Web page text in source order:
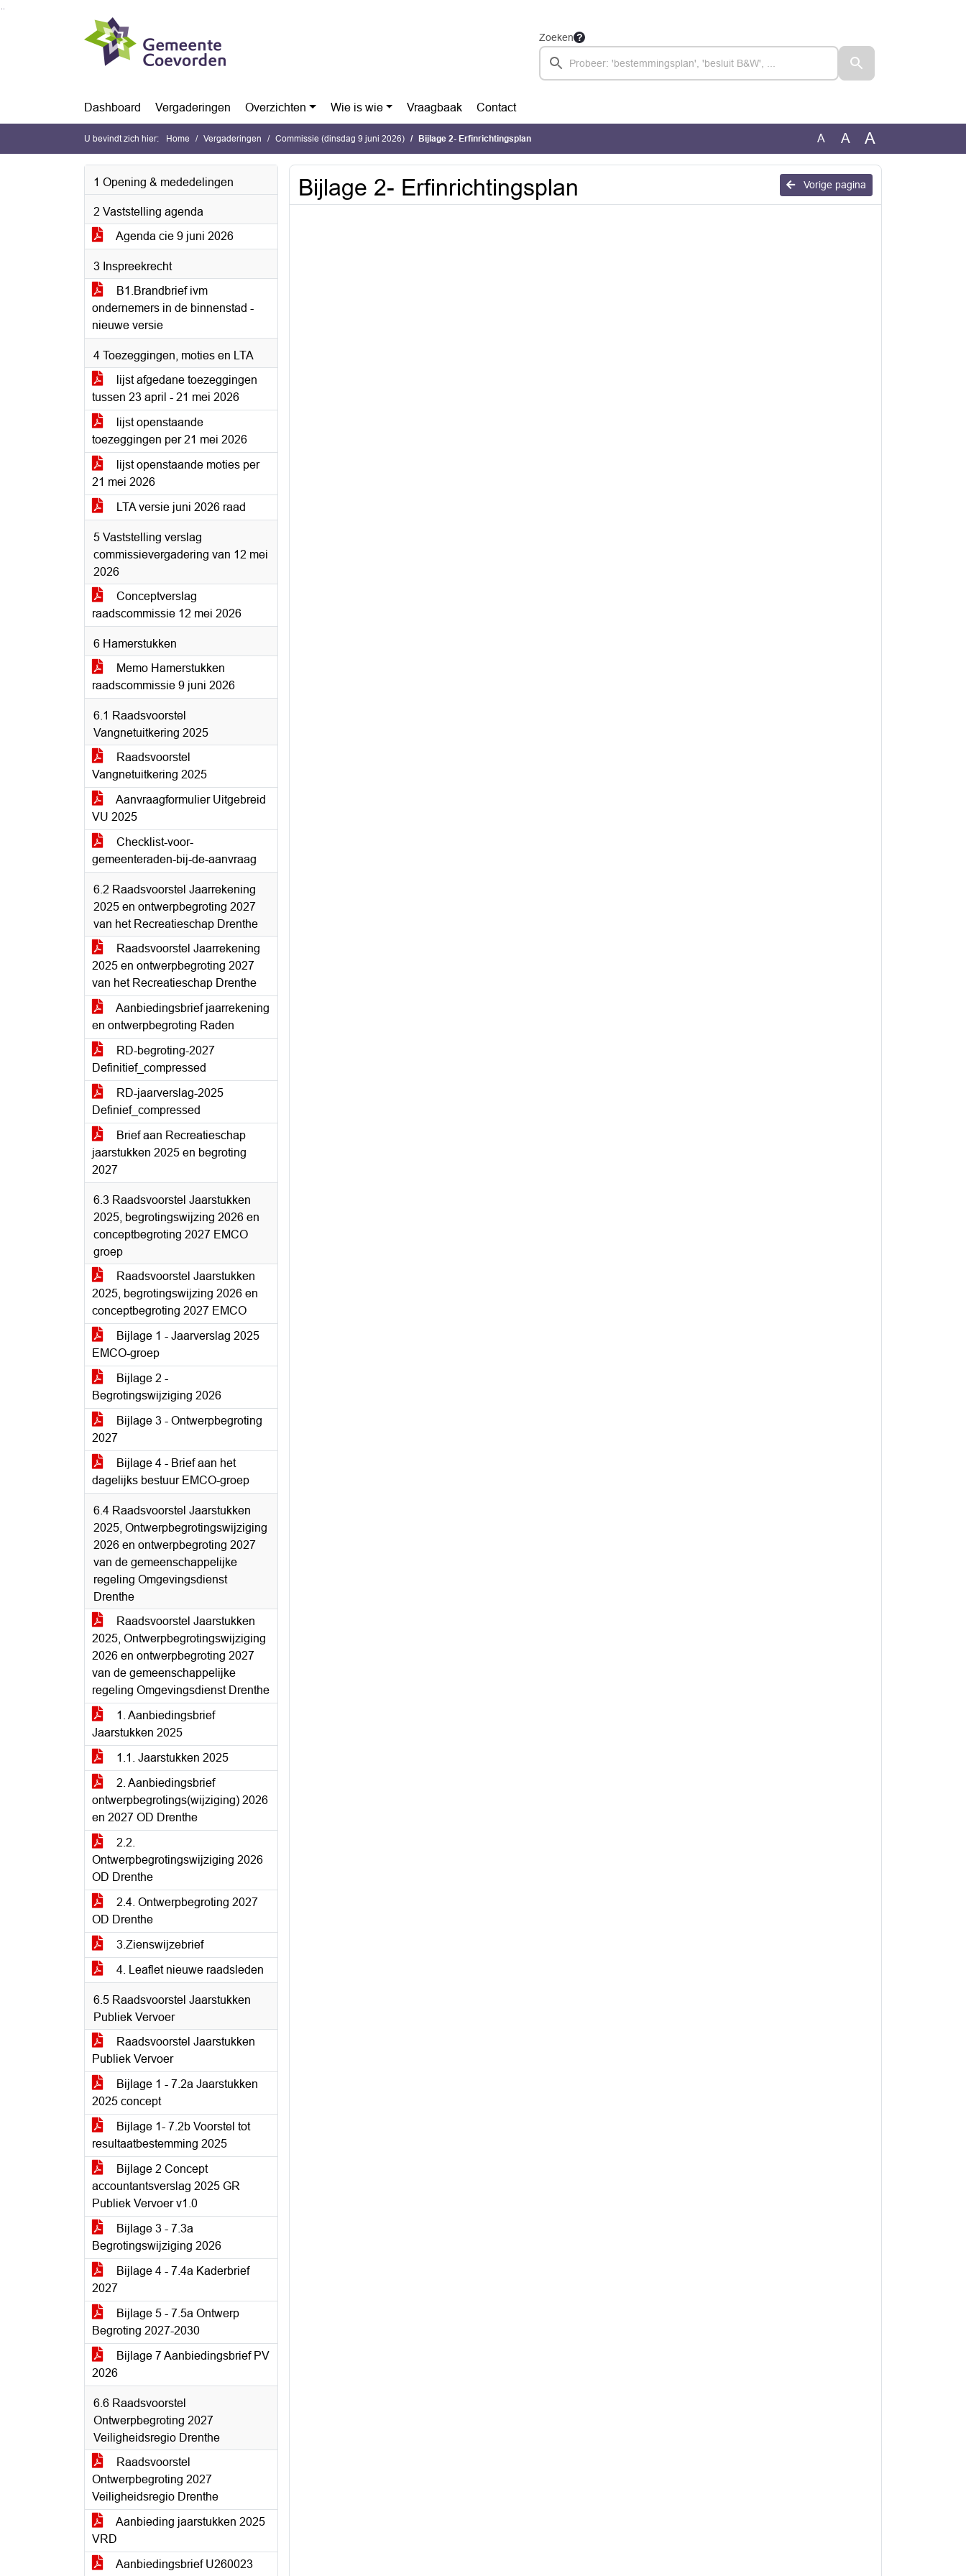
Ga naar de inhoud van deze pagina
Ga naar het zoeken
Ga naar het menu
Zoeken
Dashboard Vergaderingen Overzichten Wie is wie Vraagbaak Contact
U bevindt zich hier: Home Vergaderingen Commissie (dinsdag 9 juni 2026) Bijlage 2- Erfinrichtingsplan A A A
1 Opening & mededelingen
2 Vaststelling agenda
Agenda cie 9 juni 2026
3 Inspreekrecht
B1.Brandbrief ivm
ondernemers in de binnenstad -
nieuwe versie
4 Toezeggingen, moties en LTA
lijst afgedane toezeggingen
tussen 23 april - 21 mei 2026
lijst openstaande
toezeggingen per 21 mei 2026
lijst openstaande moties per
21 mei 2026
LTA versie juni 2026 raad
5 Vaststelling verslag
commissievergadering van 12 mei
2026
Conceptverslag
raadscommissie 12 mei 2026
6 Hamerstukken
Memo Hamerstukken
raadscommissie 9 juni 2026
6.1 Raadsvoorstel
Vangnetuitkering 2025
Raadsvoorstel
Vangnetuitkering 2025
Aanvraagformulier Uitgebreid
VU 2025
Checklist-voor-
gemeenteraden-bij-de-aanvraag
6.2 Raadsvoorstel Jaarrekening
2025 en ontwerpbegroting 2027
van het Recreatieschap Drenthe
Raadsvoorstel Jaarrekening
2025 en ontwerpbegroting 2027
van het Recreatieschap Drenthe
Aanbiedingsbrief jaarrekening
en ontwerpbegroting Raden
RD-begroting-2027
Definitief_compressed
RD-jaarverslag-2025
Definief_compressed
Brief aan Recreatieschap
jaarstukken 2025 en begroting
2027
6.3 Raadsvoorstel Jaarstukken
2025, begrotingswijzing 2026 en
conceptbegroting 2027 EMCO
groep
Raadsvoorstel Jaarstukken
2025, begrotingswijzing 2026 en
conceptbegroting 2027 EMCO
Bijlage 1 - Jaarverslag 2025
EMCO-groep
Bijlage 2 -
Begrotingswijziging 2026
Bijlage 3 - Ontwerpbegroting
2027
Bijlage 4 - Brief aan het
dagelijks bestuur EMCO-groep
6.4 Raadsvoorstel Jaarstukken
2025, Ontwerpbegrotingswijziging
2026 en ontwerpbegroting 2027
van de gemeenschappelijke
regeling Omgevingsdienst
Drenthe
Raadsvoorstel Jaarstukken
2025, Ontwerpbegrotingswijziging
2026 en ontwerpbegroting 2027
van de gemeenschappelijke
regeling Omgevingsdienst Drenthe
1. Aanbiedingsbrief
Jaarstukken 2025
1.1. Jaarstukken 2025
2. Aanbiedingsbrief
ontwerpbegrotings(wijziging) 2026
en 2027 OD Drenthe
2.2.
Ontwerpbegrotingswijziging 2026
OD Drenthe
2.4. Ontwerpbegroting 2027
OD Drenthe
3.Zienswijzebrief
4. Leaflet nieuwe raadsleden
6.5 Raadsvoorstel Jaarstukken
Publiek Vervoer
Raadsvoorstel Jaarstukken
Publiek Vervoer
Bijlage 1 - 7.2a Jaarstukken
2025 concept
Bijlage 1- 7.2b Voorstel tot
resultaatbestemming 2025
Bijlage 2 Concept
accountantsverslag 2025 GR
Publiek Vervoer v1.0
Bijlage 3 - 7.3a
Begrotingswijziging 2026
Bijlage 4 - 7.4a Kaderbrief
2027
Bijlage 5 - 7.5a Ontwerp
Begroting 2027-2030
Bijlage 7 Aanbiedingsbrief PV
2026
6.6 Raadsvoorstel
Ontwerpbegroting 2027
Veiligheidsregio Drenthe
Raadsvoorstel
Ontwerpbegroting 2027
Veiligheidsregio Drenthe
Aanbieding jaarstukken 2025
VRD
Aanbiedingsbrief U260023
Vorige pagina
Bijlage 2- Erfinrichtingsplan